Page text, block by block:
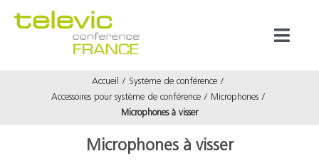
Accueil
Système de conférence
Accessoires pour système de conférence
Microphones
Microphones à visser
Microphones à visser